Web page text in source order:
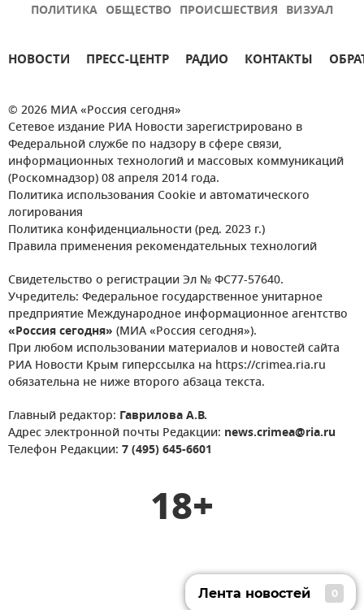
ПОЛИТИКА ОБЩЕСТВО ПРОИСШЕСТВИЯ ВИЗУАЛ
НОВОСТИ ПРЕСС-ЦЕНТР РАДИО КОНТАКТЫ
© 2026 МИА «Россия сегодня»
Сетевое издание РИА Новости зарегистрировано в
Федеральной службе по надзору в сфере связи,
информационных технологий и массовых коммуникаций
(Роскомнадзор) 08 апреля 2014 года.
Политика использования Cookie и автоматического
логирования
Политика конфиденциальности (ред. 2023 г.)
Правила применения рекомендательных технологий
Свидетельство о регистрации Эл № ФС77-57640.
Учредитель: Федеральное государственное унитарное
предприятие Международное информационное агентство
«Россия сегодня» (МИА «Россия сегодня»).
При любом использовании материалов и новостей сайта
РИА Новости Крым гиперссылка на https://crimea.ria.ru
обязательна не ниже второго абзаца текста.
Главный редактор: Гаврилова А.В.
Адрес электронной почты Редакции: news.crimea@ria.ru
Телефон Редакции: 7 (495) 645-6601
18+
Лента новостей 0